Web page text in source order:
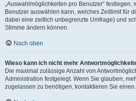
„Auswahlmöglichkeiten pro Benutzer“ festlegen,
Benutzer auswählen kann, welches Zeitlimit für
dabei eine zeitlich unbegrenzte Umfrage) und
Stimme ändern können.
Nach oben
Wieso kann ich nicht mehr
Die maximal zulässige Anzahl von
Administration festgelegt. Wenn Sie glauben,
zugelassen zu benötigen, kontaktieren Sie einen